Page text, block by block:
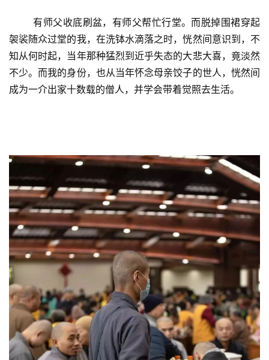
	有师父收底刷盆，有师父帮忙行堂。而脱掉围裙穿起
袈裟随众过堂的我，在洗钵水滴落之时，恍然间意识到，不
知从何时起，当年那种猛烈到近乎失态的大悲大喜，竟淡然
不少。而我的身份，也从当年怀念母亲饺子的世人，恍然间
成为一介出家十数载的僧人，并学会带着觉照去生活。